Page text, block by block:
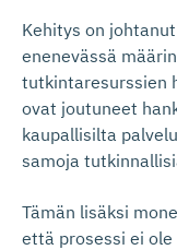
Kehitys on
enenevässä
tutkintaresurssien
ovat joutuneet
kaupallisilta
samoja
Tämän lisäksi
että prosessi ei